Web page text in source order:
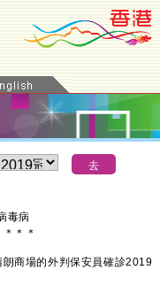
毒病
＊ ＊ ＊
商場的外判保安員確診2019